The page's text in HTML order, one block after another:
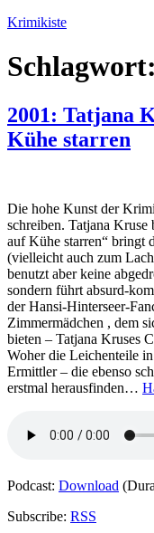
Zum
springen
Krimikiste
Schlagwort:
2001: Tatjana
Kühe starren
Die hohe Kunst der
schreiben. Tatjana
auf Kühe starren“ bringt
(vielleicht auch zum
benutzt aber keine
sondern führt absurd-
der Hansi-Hinterseer-
Zimmermädchen , dem
bieten – Tatjana Kruses
Woher die Leichenteile
Ermittler – die ebenso
erstmal herausfinden…
Podcast: Download
Subscribe: RSS